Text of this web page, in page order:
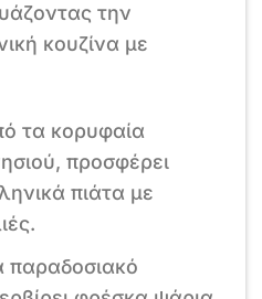
την
κουζίνα με
τα κορυφαία
προσφέρει
πιάτα με
παραδοσιακό